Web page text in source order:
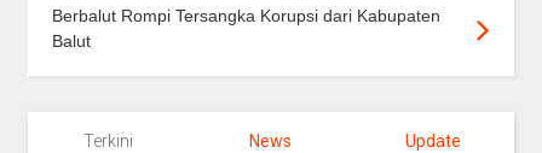
Berbalut Rompi Tersangka Korupsi dari Kabupaten
Balut
Terkini News Update